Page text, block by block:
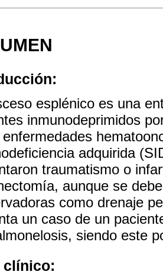
esplénico es una
inmunodeprimidos
adquirida
traumatismo o
aunque se
como drenaje
un caso de un
siendo este
clínico: